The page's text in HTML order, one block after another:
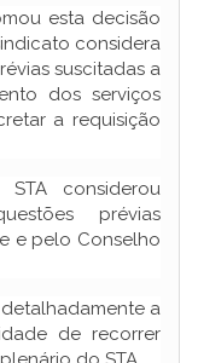
esta decisão
considera
suscitadas a
dos serviços
a requisição
considerou
prévias
e pelo Conselho
a
de recorrer